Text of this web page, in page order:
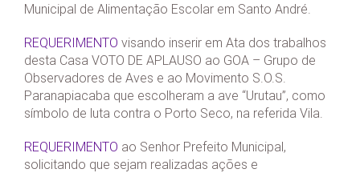
Municipal de Alimentação Escolar em Santo André.
REQUERIMENTO visando inserir em Ata dos trabalhos
desta Casa VOTO DE APLAUSO ao GOA – Grupo de
Observadores de Aves e ao Movimento S.O.S.
Paranapiacaba que escolheram a ave “Urutau”, como
símbolo de luta contra o Porto Seco, na referida Vila.
REQUERIMENTO ao Senhor Prefeito Municipal,
solicitando que sejam realizadas ações e